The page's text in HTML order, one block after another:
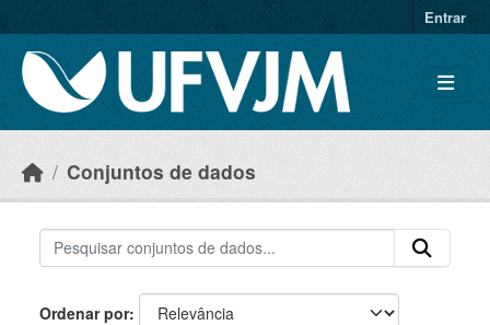
Entrar
Conjuntos de dados
Ordenar por